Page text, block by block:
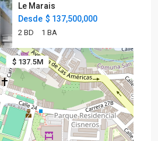
$ 137.5M
Le Marais
Desde $ 137,500,000
2 BD 1 BA